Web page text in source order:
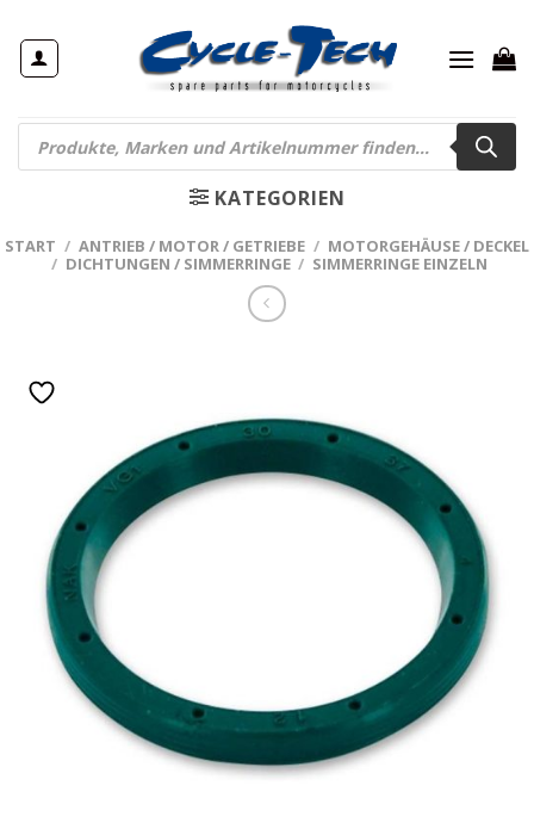
Inhalt
springen
Products
search
KATEGORIEN
START / ANTRIEB / MOTOR / GETRIEBE / MOTORGEHÄUSE / DECKEL
/ DICHTUNGEN / SIMMERRINGE / SIMMERRINGE EINZELN